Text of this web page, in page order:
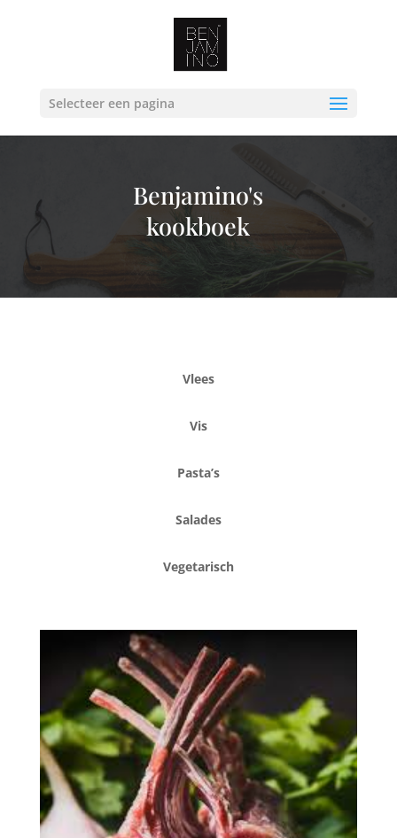
Selecteer een pagina
Benjamino's
kookboek
Vlees
Vis
Pasta’s
Salades
Vegetarisch